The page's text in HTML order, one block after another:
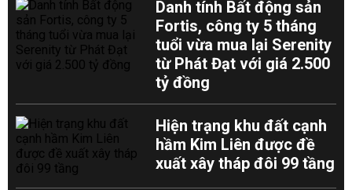
Danh tính Bất động sản
Fortis, công ty 5 tháng
tuổi vừa mua lại Serenity
từ Phát Đạt với giá 2.500
tỷ đồng
Hiện trạng khu đất cạnh
hầm Kim Liên được đề
xuất xây tháp đôi 99 tầng